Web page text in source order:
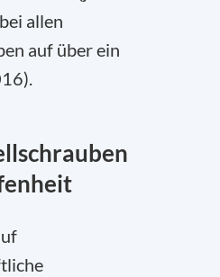
allen
auf über ein